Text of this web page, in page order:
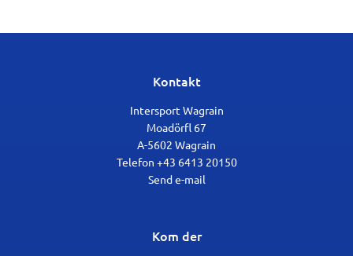
Kontakt
Intersport Wagrain
Moadörfl 67
A-5602 Wagrain
Telefon +43 6413 20150
Send e-mail
Kom der